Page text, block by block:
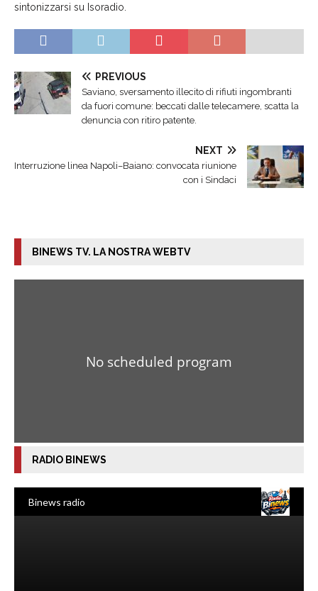
sintonizzarsi su Isoradio.
PREVIOUS
Saviano, sversamento illecito di rifiuti ingombranti
da fuori comune: beccati dalle telecamere, scatta la
denuncia con ritiro patente.
NEXT
Interruzione linea Napoli–Baiano: convocata riunione
con i Sindaci
BINEWS TV. LA NOSTRA WEBTV
RADIO BINEWS